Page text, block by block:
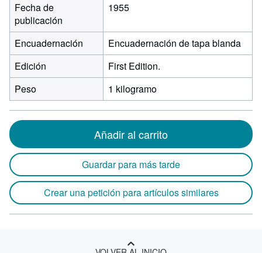
Fecha de
publicación
1955
Encuadernación
Encuadernación de tapa blanda
Edición
First Edition.
Peso
1 kilogramo
Añadir al carrito
Guardar para más tarde
Crear una petición para artículos similares